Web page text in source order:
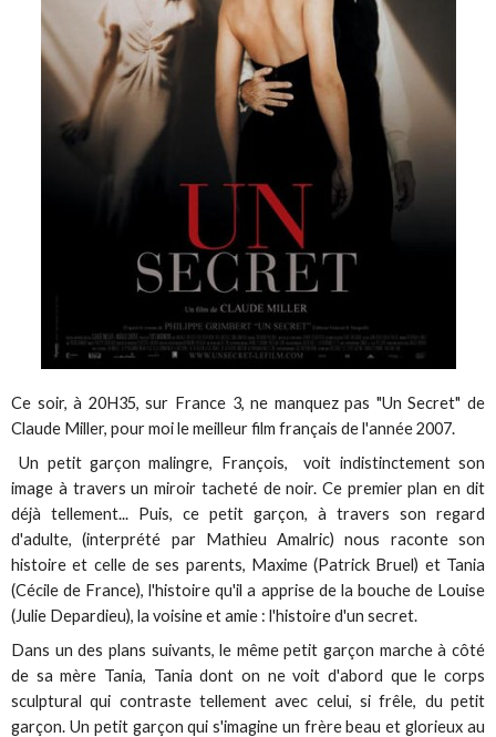
Ce soir, à 20H35, sur France 3, ne manquez pas "Un Secret" de
Claude Miller, pour moi le meilleur film français de l'année 2007.
Un petit garçon malingre, François, voit indistinctement son
image à travers un miroir tacheté de noir. Ce premier plan en dit
déjà tellement... Puis, ce petit garçon, à travers son regard
d'adulte, (interprété par Mathieu Amalric) nous raconte son
histoire et celle de ses parents, Maxime (Patrick Bruel) et Tania
(Cécile de France), l'histoire qu'il a apprise de la bouche de Louise
(Julie Depardieu), la voisine et amie : l'histoire d'un secret.
Dans un des plans suivants, le même petit garçon marche à côté
de sa mère Tania, Tania dont on ne voit d'abord que le corps
sculptural qui contraste tellement avec celui, si frêle, du petit
garçon. Un petit garçon qui s'imagine un frère beau et glorieux au